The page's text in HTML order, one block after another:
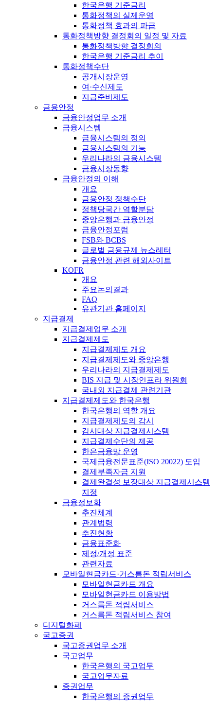
한국은행 기준금리
통화정책의 실제운영
통화정책 효과의 파급
통화정책방향 결정회의 일정 및 자료
통화정책방향 결정회의
한국은행 기준금리 추이
통화정책수단
공개시장운영
여·수신제도
지급준비제도
금융안정
금융안정업무 소개
금융시스템
금융시스템의 정의
금융시스템의 기능
우리나라의 금융시스템
금융시장동향
금융안정의 이해
개요
금융안정 정책수단
정책당국간 역할분담
중앙은행과 금융안정
금융안정포럼
FSB와 BCBS
글로벌 금융규제 뉴스레터
금융안정 관련 해외사이트
KOFR
개요
주요논의결과
FAQ
유관기관 홈페이지
지급결제
지급결제업무 소개
지급결제제도
지급결제제도 개요
지급결제제도와 중앙은행
우리나라의 지급결제제도
BIS 지급 및 시장인프라 위원회
국내외 지급결제 관련기관
지급결제제도와 한국은행
한국은행의 역할 개요
지급결제제도의 감시
감시대상 지급결제시스템
지급결제수단의 제공
한은금융망 운영
국제금융전문표준(ISO 20022) 도입
결제부족자금 지원
결제완결성 보장대상 지급결제시스템
지정
금융정보화
추진체계
관계법령
추진현황
금융표준화
제정/개정 표준
관련자료
모바일현금카드·거스름돈 적립서비스
모바일현금카드 개요
모바일현금카드 이용방법
거스름돈 적립서비스
거스름돈 적립서비스 참여
디지털화폐
국고증권
국고증권업무 소개
국고업무
한국은행의 국고업무
국고업무자료
증권업무
한국은행의 증권업무